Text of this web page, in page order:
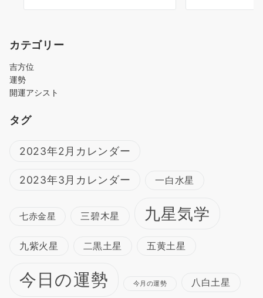
カテゴリー
吉方位
運勢
開運アシスト
タグ
2023年2月カレンダー
2023年3月カレンダー 一白水星
七赤金星 三碧木星 九星気学
九紫火星 二黒土星 五黄土星
今日の運勢 今月の運勢 八白土星